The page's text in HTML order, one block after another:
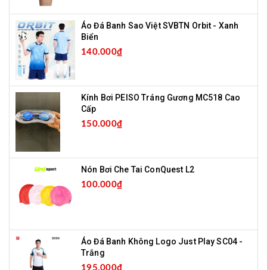
Áo Đá Banh Sao Việt SVBTN Orbit - Xanh
Biển
140.000₫
Kính Bơi PEISO Tráng Gương MC518 Cao
Cấp
150.000₫
Nón Bơi Che Tai ConQuest L2
100.000₫
Áo Đá Banh Không Logo Just Play SC04 -
Trắng
195.000₫